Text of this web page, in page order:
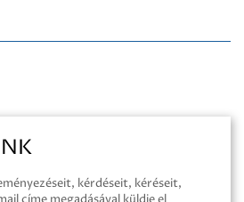
kérdéseit, kéréseit,